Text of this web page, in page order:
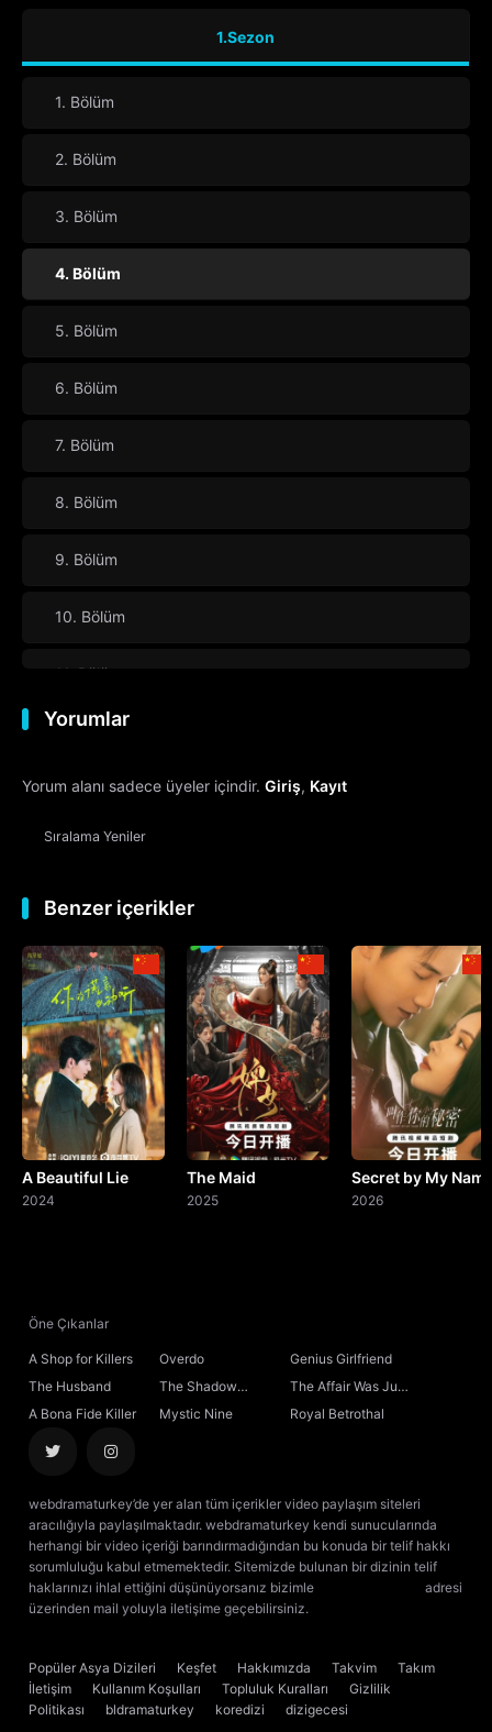
1.Sezon
1. Bölüm
2. Bölüm
3. Bölüm
4. Bölüm
5. Bölüm
6. Bölüm
7. Bölüm
8. Bölüm
9. Bölüm
10. Bölüm
11. Bölüm
12. Bölüm
13. Bölüm
14. Bölüm
15. Bölüm
16. Bölüm
17. Bölüm
18. Bölüm
19. Bölüm
20. Bölüm
Yorumlar
Yorum alanı sadece üyeler içindir. Giriş, Kayıt
Sıralama Yeniler
Benzer içerikler
A Beautiful Lie
2024
The Maid
2025
Secret by My
2026
Öne Çıkanlar
A Shop for Killers Overdo
Genius Girlfriend
The Husband
The Shadow
Sovereign
The Affair Was Just
the Beginning
A Bona Fide Killer Mystic Nine Royal Betrothal
webdramaturkey’de yer alan tüm içerikler video paylaşım siteleri
aracılığıyla paylaşılmaktadır. webdramaturkey kendi sunucularında
herhangi bir video içeriği barındırmadığından bu konuda bir telif hakkı
sorumluluğu kabul etmemektedir. Sitemizde bulunan bir dizinin telif
haklarınızı ihlal ettiğini düşünüyorsanız bizimle
adresi
üzerinden mail yoluyla iletişime geçebilirsiniz.
Popüler Asya Dizileri Keşfet Hakkımızda Takvim
Takım
İletişim
Kullanım Koşulları Topluluk Kuralları
Gizlilik
Politikası
bldramaturkey koredizi
dizigecesi